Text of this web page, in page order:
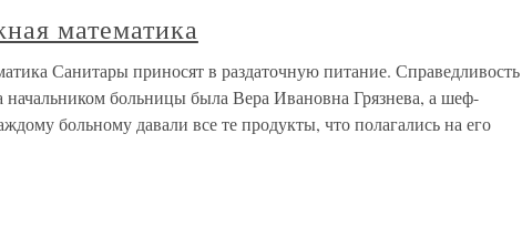
математика
Санитары приносят в раздаточную питание. Справедливость
начальником больницы была Вера Ивановна Грязнева, а шеф-
больному давали все те продукты, что полагались на его